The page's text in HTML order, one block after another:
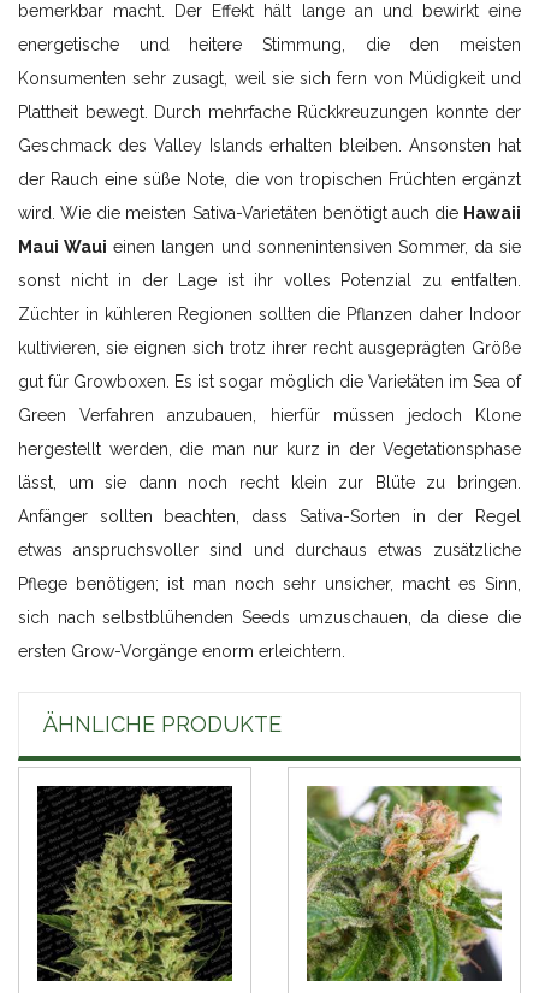
bemerkbar macht. Der Effekt hält lange an und bewirkt eine
energetische und heitere Stimmung, die den meisten
Konsumenten sehr zusagt, weil sie sich fern von Müdigkeit und
Plattheit bewegt. Durch mehrfache Rückkreuzungen konnte der
Geschmack des Valley Islands erhalten bleiben. Ansonsten hat
der Rauch eine süße Note, die von tropischen Früchten ergänzt
wird. Wie die meisten Sativa-Varietäten benötigt auch die Hawaii
Maui Waui einen langen und sonnenintensiven Sommer, da sie
sonst nicht in der Lage ist ihr volles Potenzial zu entfalten.
Züchter in kühleren Regionen sollten die Pflanzen daher Indoor
kultivieren, sie eignen sich trotz ihrer recht ausgeprägten Größe
gut für Growboxen. Es ist sogar möglich die Varietäten im Sea of
Green Verfahren anzubauen, hierfür müssen jedoch Klone
hergestellt werden, die man nur kurz in der Vegetationsphase
lässt, um sie dann noch recht klein zur Blüte zu bringen.
Anfänger sollten beachten, dass Sativa-Sorten in der Regel
etwas anspruchsvoller sind und durchaus etwas zusätzliche
Pflege benötigen; ist man noch sehr unsicher, macht es Sinn,
sich nach selbstblühenden Seeds umzuschauen, da diese die
ersten Grow-Vorgänge enorm erleichtern.
ÄHNLICHE PRODUKTE